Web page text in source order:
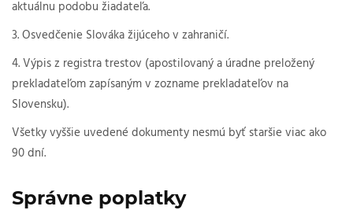
aktuálnu podobu žiadateľa.
3. Osvedčenie Slováka žijúceho v zahraničí.
4. Výpis z registra trestov (apostilovaný a úradne preložený
prekladateľom zapísaným v zozname prekladateľov na
Slovensku).
Všetky vyššie uvedené dokumenty nesmú byť staršie viac ako
90 dní.
Správne poplatky